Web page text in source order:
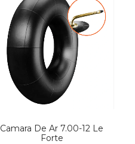
Camara De Ar 7.00-12 Le
Forte